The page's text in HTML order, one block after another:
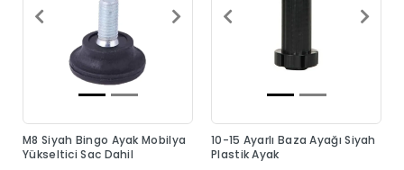
M8 Siyah Bingo Ayak Mobilya
Yükseltici Sac Dahil
10-15 Ayarlı Baza Ayağı Siyah
Plastik Ayak